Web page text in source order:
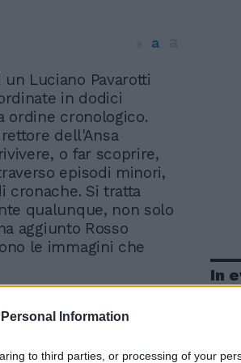
Information
to third parties, or processing of your
a
Luciano Pavarotti
in dodici
ordine cronologico.
dell'Ansa
o far scoprire,
episodi minori,
cronache. Si tratta
qualunque, non solo
aggiunto Rosso
le immagini che
In